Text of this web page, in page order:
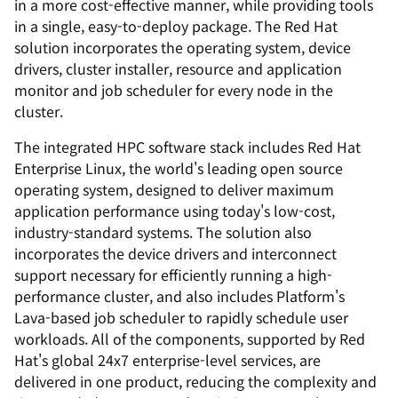
in a more cost-effective manner, while providing tools
in a single, easy-to-deploy package. The Red Hat
solution incorporates the operating system, device
drivers, cluster installer, resource and application
monitor and job scheduler for every node in the
cluster.
The integrated HPC software stack includes Red Hat
Enterprise Linux, the world's leading open source
operating system, designed to deliver maximum
application performance using today's low-cost,
industry-standard systems. The solution also
incorporates the device drivers and interconnect
support necessary for efficiently running a high-
performance cluster, and also includes Platform's
Lava-based job scheduler to rapidly schedule user
workloads. All of the components, supported by Red
Hat's global 24x7 enterprise-level services, are
delivered in one product, reducing the complexity and